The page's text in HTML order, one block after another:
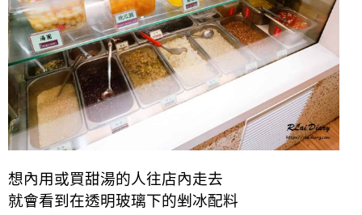
想內用或買甜湯的人往店內走去
就會看到在透明玻璃下的剉冰配料